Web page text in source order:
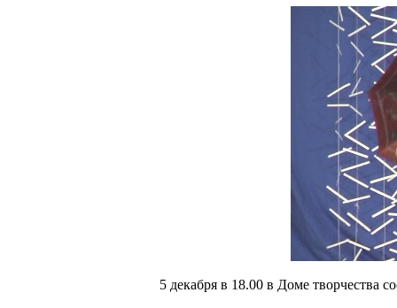
5 декабря в 18.00 в Доме творчества